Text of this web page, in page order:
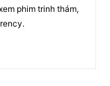
phim trinh thám,